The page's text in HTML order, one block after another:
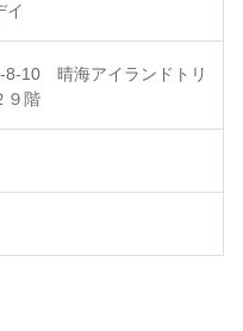
イ
10 晴海アイランドトリ
９階